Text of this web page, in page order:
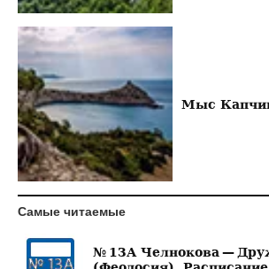
Мыс
Самые читаемые
№ 13А Челнокова —